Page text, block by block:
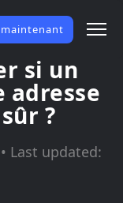
si un
adresse
?
Last updated: